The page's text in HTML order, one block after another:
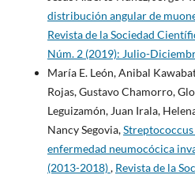
distribución angular de
Revista de la Sociedad
Núm. 2 (2019): Julio-
María E. León, Anibal
Rojas, Gustavo Chamorro,
Leguizamón, Juan Irala,
Nancy Segovia,
enfermedad neumocócica
(2013-2018), Revista de la